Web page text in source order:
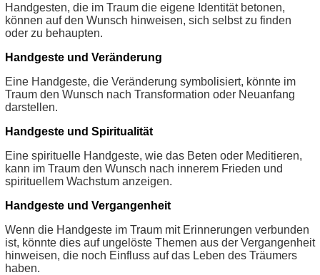
Handgesten, die im Traum die eigene Identität betonen,
können auf den Wunsch hinweisen, sich selbst zu finden
oder zu behaupten.
Handgeste und Veränderung
Eine Handgeste, die Veränderung symbolisiert, könnte im
Traum den Wunsch nach Transformation oder Neuanfang
darstellen.
Handgeste und Spiritualität
Eine spirituelle Handgeste, wie das Beten oder Meditieren,
kann im Traum den Wunsch nach innerem Frieden und
spirituellem Wachstum anzeigen.
Handgeste und Vergangenheit
Wenn die Handgeste im Traum mit Erinnerungen verbunden
ist, könnte dies auf ungelöste Themen aus der Vergangenheit
hinweisen, die noch Einfluss auf das Leben des Träumers
haben.